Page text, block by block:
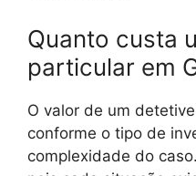
Quanto custa
particular em
O valor de um
conforme o tipo de
complexidade do